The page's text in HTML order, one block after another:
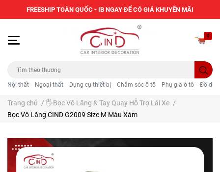
Nội thất Ngoại thất Dụng cụ thiết bị Chăm sóc ô tô Phụ gia ô tô Đồ
0
Trang chủ / 🖐️Bọc Vô Lăng & Tay Quay Hỗ Trợ Lái Xe /
Bọc Vô Lăng CIND G2009 Size M Màu Xám
FREESHIP TOÀN QUỐC - IB NGAY ĐỂ CÓ GIÁ KHUYẾN MÃI